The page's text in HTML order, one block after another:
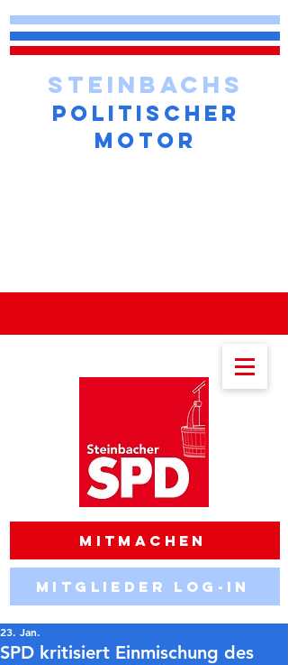
STEINBACHS
Mitglieder Log-in
POLITISCHER
MOTOR
Mitmachen
SPD kritisiert Einmischung des
23. Jan.